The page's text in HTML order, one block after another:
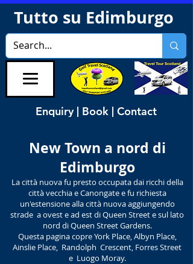
Tutto su Edimburgo
Enquiry | Book | Contact
New Town a nord di
Edimburgo
La città nuova fu presto occupata dai ricchi della
città vecchia e Canongate e fu richiesta
un'estensione alla città nuova aggiungendo
strade a ovest e ad est di Queen Street e sul lato
nord di Queen Street Gardens.
Questa pagina copre York Place, Albyn Place,
Ainslie Place, Randolph Crescent, Forres Street
e Luogo Moray.